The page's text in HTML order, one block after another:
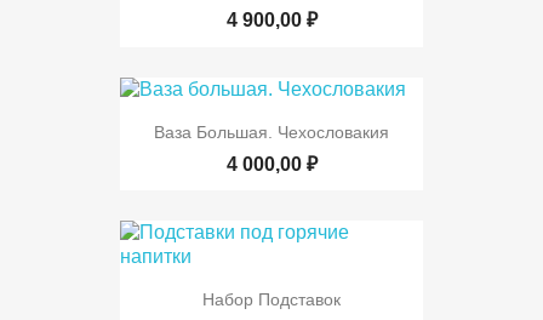
4 900,00 ₽
Ваза Большая. Чехословакия
4 000,00 ₽
Набор Подставок